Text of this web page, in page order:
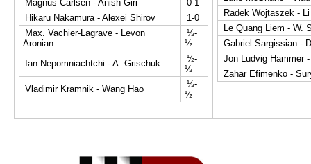
Magnus Carlsen - Anish Giri
0-1
Hikaru Nakamura - Alexei Shirov
1-0
Max. Vachier-Lagrave - Levon
Aronian
½-
½
Ian Nepomniachtchi - A. Grischuk
½-
½
Vladimir Kramnik - Wang Hao
½-
½
Radek Wojtaszek -
Le Quang Liem - W.
Gabriel Sargissian -
Jon Ludvig Hammer
Zahar Efimenko -